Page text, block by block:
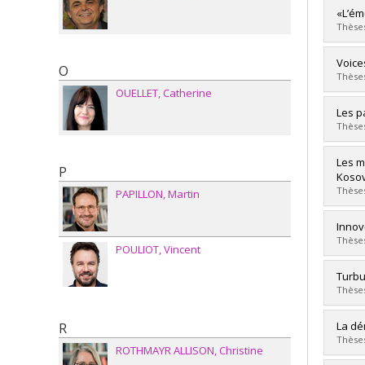
Cycle
Cycle
Cycle
Les
Lien
Les
Cycle
Cycle
Cycle
La
O
OUELLET Catherine
P
PAPILLON Martin
POULIOT Vincent
R
ROTHMAYR ALLISON Christine